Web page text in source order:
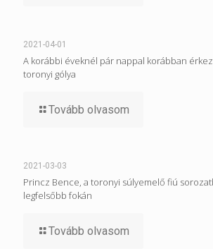
2021-04-01
A korábbi éveknél pár nappal korábban
toronyi gólya
Tovább olvasom
2021-03-03
Princz Bence, a toronyi súlyemelő fiú
legfelsőbb fokán
Tovább olvasom